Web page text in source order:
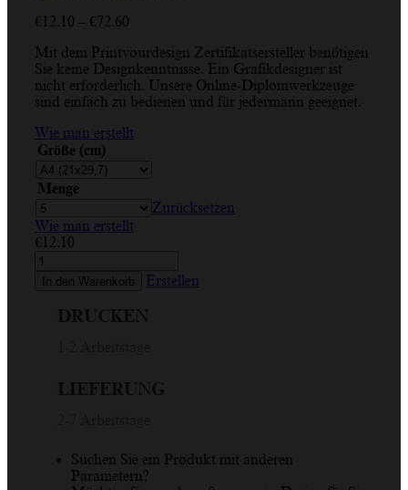
€12.10 – €72.60
bis
€72.60
Mit dem Printyourdesign Zertifikatsersteller benötigen
Sie keine Designkenntnisse. Ein Grafikdesigner ist
nicht erforderlich. Unsere Online-Diplomwerkzeuge
sind einfach zu bedienen und für jedermann geeignet.
Wie man erstellt
Größe (cm)
Menge
Zurücksetzen
Wie man erstellt
€12.10
Sonne,
Wolken,
Gelb,
In den Warenkorb Erstellen
Suchen Sie ein Produkt mit anderen
Parametern?